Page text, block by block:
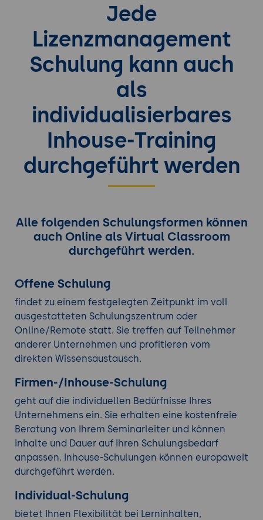
Jede
Lizenzmanagement
Schulung kann auch
als
individualisierbares
Inhouse-Training
durchgeführt werden
Alle folgenden Schulungsformen können
auch Online als Virtual Classroom
durchgeführt werden.
Offene Schulung
findet zu einem festgelegten Zeitpunkt im voll
ausgestatteten Schulungszentrum oder
Online/Remote statt. Sie treffen auf Teilnehmer
anderer Unternehmen und profitieren vom
direkten Wissensaustausch.
Firmen-/Inhouse-Schulung
geht auf die individuellen Bedürfnisse Ihres
Unternehmens ein. Sie erhalten eine kostenfreie
Beratung von Ihrem Seminarleiter und können
Inhalte und Dauer auf Ihren Schulungsbedarf
anpassen. Inhouse-Schulungen können europaweit
durchgeführt werden.
Individual-Schulung
bietet Ihnen Flexibilität bei Lerninhalten,